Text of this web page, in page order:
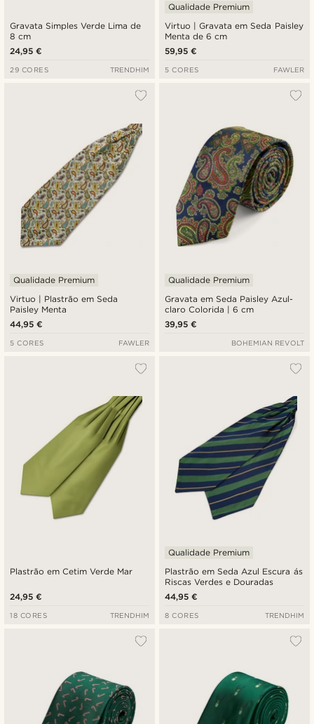
Gravata Simples Verde Lima de
8 cm
24,95 €
29 CORES TRENDHIM
Virtuo | Gravata em Seda Paisley
Menta de 6 cm
Qualidade Premium
59,95 €
5 CORES FAWLER
Virtuo | Plastrão em Seda
Paisley Menta
Qualidade Premium
44,95 €
5 CORES FAWLER
Gravata em Seda Paisley Azul-
claro Colorida | 6 cm
Qualidade Premium
39,95 €
BOHEMIAN REVOLT
Plastrão em Cetim Verde Mar
24,95 €
18 CORES TRENDHIM
Plastrão em Seda Azul Escura ás
Riscas Verdes e Douradas
Qualidade Premium
44,95 €
8 CORES TRENDHIM